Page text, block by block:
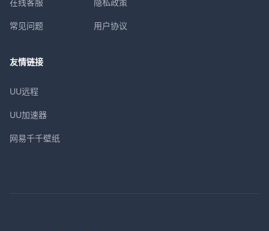
常见问题 用户协议
友情链接
UU远程
UU加速器
网易千千壁纸